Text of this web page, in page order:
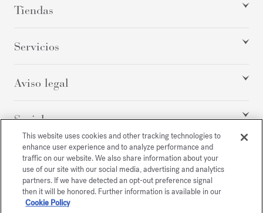
Tiendas
Servicios
Aviso legal
Social
Todos los derechos reservados
This website uses cookies and other tracking technologies to
enhance user experience and to analyze performance and
traffic on our website. We also share information about your
use of our site with our social media, advertising and analytics
partners. If we have detected an opt-out preference signal
then it will be honored. Further information is available in our
Cookie Policy